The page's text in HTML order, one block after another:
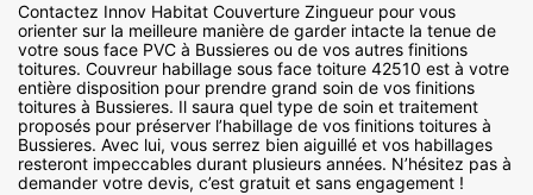
Contactez Innov Habitat Couverture Zingueur pour vous
orienter sur la meilleure manière de garder intacte la tenue de
votre sous face PVC à Bussieres ou de vos autres finitions
toitures. Couvreur habillage sous face toiture 42510 est à votre
entière disposition pour prendre grand soin de vos finitions
toitures à Bussieres. Il saura quel type de soin et traitement
proposés pour préserver l’habillage de vos finitions toitures à
Bussieres. Avec lui, vous serrez bien aiguillé et vos habillages
resteront impeccables durant plusieurs années. N’hésitez pas à
demander votre devis, c’est gratuit et sans engagement !